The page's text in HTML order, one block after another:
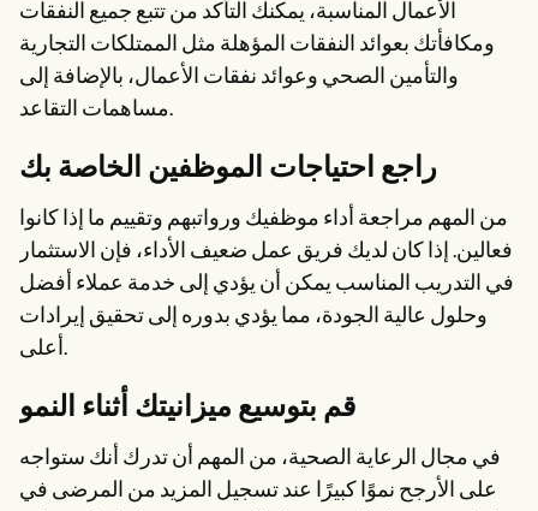
الأعمال المناسبة، يمكنك التأكد من تتبع جميع النفقات
ومكافأتك بعوائد النفقات المؤهلة مثل الممتلكات التجارية
والتأمين الصحي وعوائد نفقات الأعمال، بالإضافة إلى
مساهمات التقاعد.
راجع احتياجات الموظفين الخاصة بك
من المهم مراجعة أداء موظفيك ورواتبهم وتقييم ما إذا كانوا
فعالين. إذا كان لديك فريق عمل ضعيف الأداء، فإن الاستثمار
في التدريب المناسب يمكن أن يؤدي إلى خدمة عملاء أفضل
وحلول عالية الجودة، مما يؤدي بدوره إلى تحقيق إيرادات
أعلى.
قم بتوسيع ميزانيتك أثناء النمو
في مجال الرعاية الصحية، من المهم أن تدرك أنك ستواجه
على الأرجح نموًا كبيرًا عند تسجيل المزيد من المرضى في